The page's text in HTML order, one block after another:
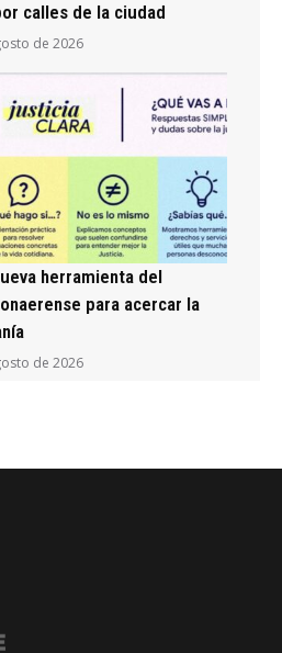
calles de la ciudad
de 2026
herramienta del
para acercar la
de 2026